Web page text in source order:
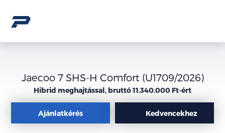
Jaecoo 7 SHS-H Comfort (U1709/2026)
Hibrid meghajtással, bruttó 11.340.000 Ft-ért
Ajánlatkérés Kedvencekhez